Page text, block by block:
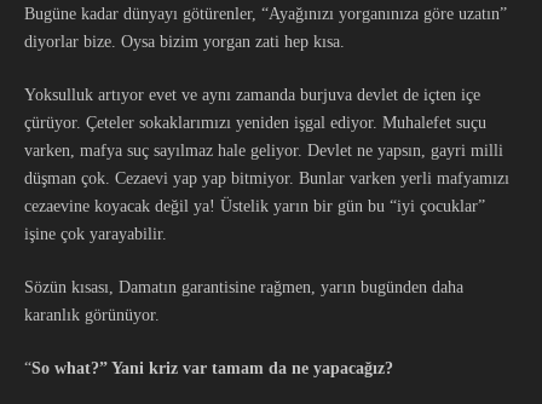
Bugüne kadar dünyayı götürenler, “Ayağınızı yorganınıza göre uzatın”
diyorlar bize. Oysa bizim yorgan zati hep kısa.
Yoksulluk artıyor evet ve aynı zamanda burjuva devlet de içten içe
çürüyor. Çeteler sokaklarımızı yeniden işgal ediyor. Muhalefet suçu
varken, mafya suç sayılmaz hale geliyor. Devlet ne yapsın, gayri milli
düşman çok. Cezaevi yap yap bitmiyor. Bunlar varken yerli mafyamızı
cezaevine koyacak değil ya! Üstelik yarın bir gün bu “iyi çocuklar”
işine çok yarayabilir.
Sözün kısası, Damatın garantisine rağmen, yarın bugünden daha
karanlık görünüyor.
“So what?” Yani kriz var tamam da ne yapacağız?